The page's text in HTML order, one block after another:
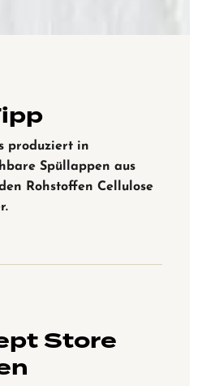
produziert in
Spüllappen aus
Rohstoffen Cellulose
Store